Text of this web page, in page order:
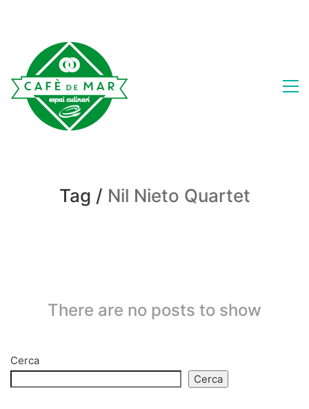
Tag / Nil Nieto Quartet
There are no posts to show
Cerca
Cerca